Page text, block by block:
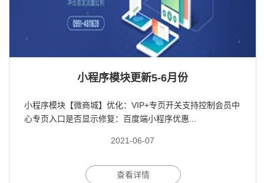
小程序模块更新5-6月份
小程序模块【微商城】优化：VIP+专页开关支持控制会员中
心专页入口是否显示修复：百度端小程序优惠...
2021-06-07
查看详情